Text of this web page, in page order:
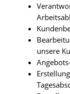
unsere